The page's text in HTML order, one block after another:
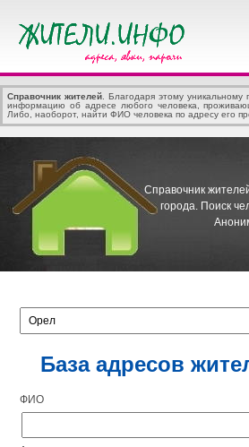
Справочник жителей . Благодаря этому
информацию об адресе любого человека,
Либо, наоборот, найти ФИО человека по адресу его
Справочник
города. Поиск
База адресов
ФИО